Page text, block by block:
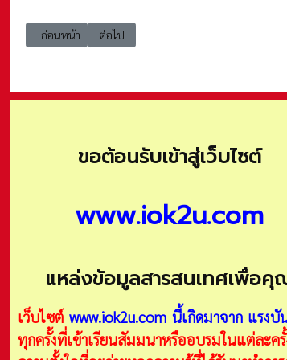
เนื้อหาก่อนหน้า: ระบบราชการ 4.0 เกณฑ์คุณภาพการบริห
ก่อนหน้า เนื้อหาถัดไป: ระบบราชการ 4.0 เกณฑ์คุณภ
ต่อไป
ขอต้อนรับเข้าสู่เว็บไซต์
www.iok2u.com
แหล่งข้อมูลสารสนเทศเพื่อคุ
เว็บไซต์ www.iok2u.comนี้เกิดมาจาก แรงบั
ทุกครั้งที่เข้าเรียนสัมมนาหรืออบรมในแต่ละค